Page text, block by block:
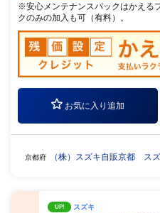
※安心メンテナンスパックはかえる
クのみの加入も可（有料）。
お気に入り追加
京都府 （株）スズキ自販京都 ス
UP! スズキ